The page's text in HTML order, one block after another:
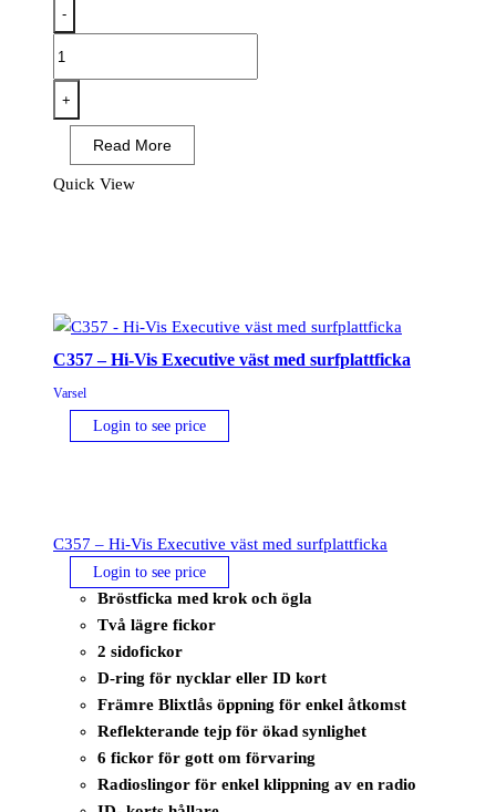
-
Prague
Executive
Gul
+
Read More
Quick View
C357 – Hi-Vis Executive väst med surfplattficka
Varsel
Login to see price
C357 – Hi-Vis Executive väst med surfplattficka
Login to see price
Bröstficka med krok och ögla
Två lägre fickor
2 sidofickor
D-ring för nycklar eller ID kort
Främre Blixtlås öppning för enkel åtkomst
Reflekterande tejp för ökad synlighet
6 fickor för gott om förvaring
Radioslingor för enkel klippning av en radio